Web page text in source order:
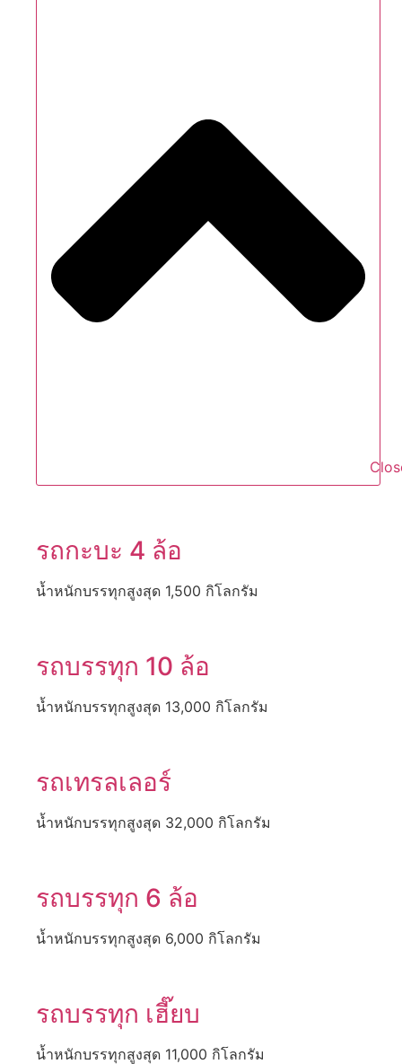
รถกะบะ 4 ล้อ
น้ำหนักบรรทุกสูงสุด 1,500 กิโลกรัม
รถบรรทุก 10 ล้อ
น้ำหนักบรรทุกสูงสุด 13,000 กิโลกรัม
รถเทรลเลอร์
น้ำหนักบรรทุกสูงสุด 32,000 กิโลกรัม
รถบรรทุก 6 ล้อ
น้ำหนักบรรทุกสูงสุด 6,000 กิโลกรัม
รถบรรทุก เฮี๊ยบ
น้ำหนักบรรทุกสูงสุด 11,000 กิโลกรัม